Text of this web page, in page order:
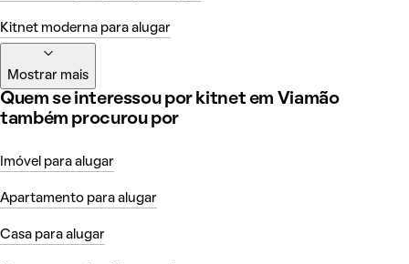
Kitnet moderna para alugar
Mostrar mais
Quem se interessou por kitnet em Viamão
também procurou por
Imóvel para alugar
Apartamento para alugar
Casa para alugar